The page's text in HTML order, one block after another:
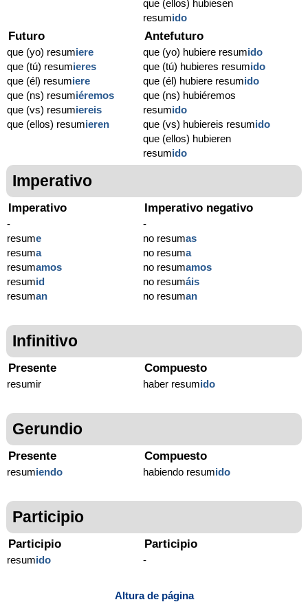
que (ellos) hubiesen
resumido
Futuro
que (yo) resumiere
que (tú) resumieres
que (él) resumiere
que (ns) resumiéremos
que (vs) resumiereis
que (ellos) resumieren
Antefuturo
que (yo) hubiere resumido
que (tú) hubieres resumido
que (él) hubiere resumido
que (ns) hubiéremos
resumido
que (vs) hubiereis resumido
que (ellos) hubieren
resumido
Imperativo
Imperativo
-
resume
resuma
resumamos
resumid
resuman
Imperativo negativo
-
no resumas
no resuma
no resumamos
no resumáis
no resuman
Infinitivo
Presente
resumir
Compuesto
haber resumido
Gerundio
Presente
resumiendo
Compuesto
habiendo resumido
Participio
Participio
resumido
Participio
-
Altura de página